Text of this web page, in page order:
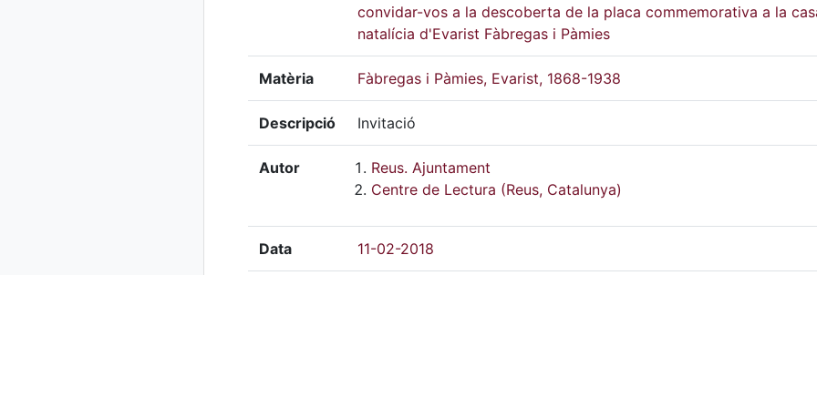
convidar-vos a la descoberta de la placa commemorativa a la
natalícia d'Evarist Fàbregas i Pàmies
Matèria Fàbregas i Pàmies, Evarist, 1868-1938
Descripció Invitació
Autor
Reus. Ajuntament
Centre de Lectura (Reus, Catalunya)
Data 11-02-2018